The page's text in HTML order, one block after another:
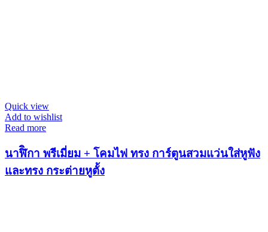
Quick view
Add to wishlist
Read more
นาฬิิกา พรีเมี่ยม + โคมไฟ ทรง การ์ตูนสวมแว่นใส่หูฟัง
และทรง กระต่ายหูตั้ง